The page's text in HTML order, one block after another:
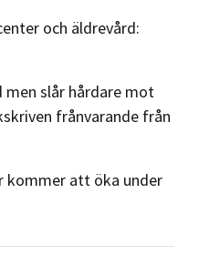
och äldrevård:
men slår hårdare mot
frånvarande från
kommer att öka under